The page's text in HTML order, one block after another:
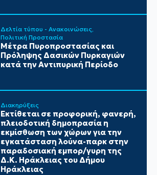
Δελτία τύπου - Ανακοινώσεις
Πολιτική Προστασία
Μέτρα Πυροπροστασίας και
Πρόληψης Δασικών Πυρκαγιών
κατά την Αντιπυρική Περίοδο
Διακηρύξεις
Εκτίθεται σε προφορική, φανερή,
πλειοδοτική δημοπρασία η
εκμίσθωση των χώρων για την
εγκατάσταση λούνα-παρκ στην
παραδοσιακή εμπορ/γυρη της
Δ.Κ. Ηράκλειας του Δήμου
Ηράκλειας